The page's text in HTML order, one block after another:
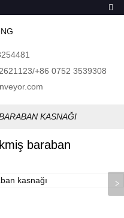
+86 0752 3539308
KASNAĞI
baraban